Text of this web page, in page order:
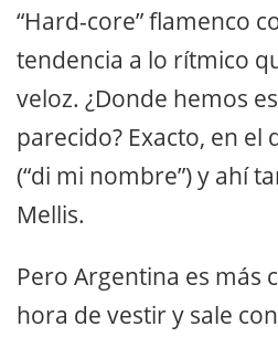
“Hard-core” flamenco
tendencia a lo rítmico
veloz. ¿Donde hemos
parecido? Exacto, en el
(“di mi nombre”) y ahí
Mellis.
Pero Argentina es más
hora de vestir y sale